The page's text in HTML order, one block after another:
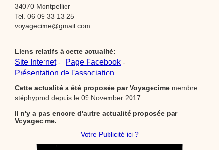
34070 Montpellier
Tel. 06 09 33 13 25
voyagecime@gmail.com
Liens relatifs à cette actualité:
Site Internet- Page Facebook -
Présentation de l'association
Cette actualité a été proposée parVoyagecime membre
stéphyprod depuis le 09 November 2017
Il n'y a pas encore d'autre actualité proposée par
Voyagecime.
Votre Publicité ici ?